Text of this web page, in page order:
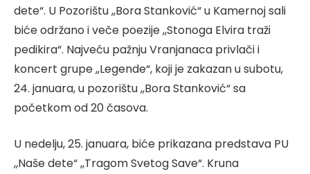
dete“. U Pozorištu ,,Bora Stanković“ u Kamernoj sali
biće održano i veče poezije ,,Stonoga Elvira traži
pedikira“. Najveću pažnju Vranjanaca privlači i
koncert grupe ,,Legende“, koji je zakazan u subotu,
24. januara, u pozorištu ,,Bora Stanković“ sa
početkom od 20 časova.
U nedelju, 25. januara, biće prikazana predstava PU
,,Naše dete“ ,,Tragom Svetog Save“. Kruna